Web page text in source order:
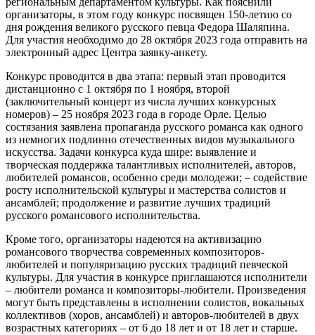
организаторы, в этом году конкурс посвящен 150-летию со
дня рождения великого русского певца Федора Шаляпина.
Для участия необходимо до 28 октября 2023 года отправить на
электронный адрес Центра заявку-анкету.
Конкурс проводится в два этапа: первый этап проводится
дистанционно с 1 октября по 1 ноября, второй
(заключительный концерт из числа лучших конкурсных
номеров) – 25 ноября 2023 года в городе Орле. Целью
состязания заявлена пропаганда русского романса как одного
из немногих подлинно отечественных видов музыкального
искусства. Задачи конкурса куда шире: выявление и
творческая поддержка талантливых исполнителей, авторов,
любителей романсов, особенно среди молодежи; – содействие
росту исполнительской культуры и мастерства солистов и
ансамблей; продолжение и развитие лучших традиций
русского романсового исполнительства.
Кроме того, организаторы надеются на активизацию
романсового творчества современных композиторов-
любителей и популяризацию русских традиций певческой
культуры. Для участия в конкурсе приглашаются исполнители
– любители романса и композиторы-любители. Произведения
могут быть представлены в исполнении солистов, вокальных
коллективов (хоров, ансамблей) и авторов-любителей в двух
возрастных категориях – от 6 до 18 лет и от 18 лет и старше.